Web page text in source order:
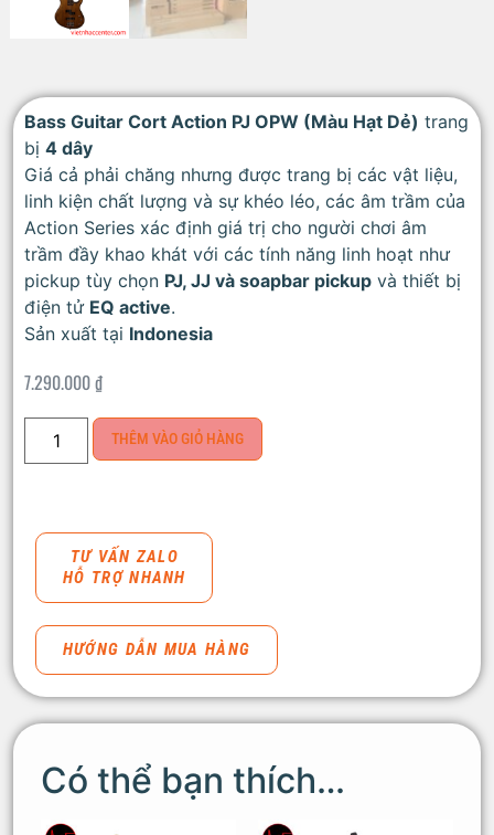
Bass Guitar Cort Action PJ OPW (Màu Hạt Dẻ) trang
bị 4 dây
Giá cả phải chăng nhưng được trang bị các vật liệu,
linh kiện chất lượng và sự khéo léo, các âm trầm của
Action Series xác định giá trị cho người chơi âm
trầm đầy khao khát với các tính năng linh hoạt như
pickup tùy chọn PJ, JJ và soapbar pickup và thiết bị
điện tử EQ active.
Sản xuất tại Indonesia
7.290.000₫
THÊM VÀO GIỎ HÀNG
TƯ VẤN ZALO
HỖ TRỢ NHANH
HƯỚNG DẪN MUA HÀNG
Có thể bạn thích…